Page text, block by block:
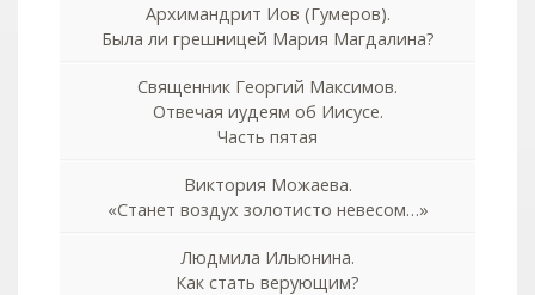
Архимандрит Иов (Гумеров).
Была ли грешницей Мария Магдалина?
Священник Георгий Максимов.
Отвечая иудеям об Иисусе.
Часть пятая
Виктория Можаева.
«Станет воздух золотисто невесом…»
Людмила Ильюнина.
Как стать верующим?